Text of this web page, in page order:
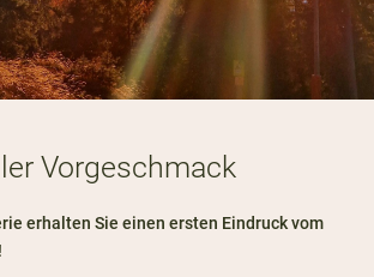
Vorgeschmack
erhalten Sie einen ersten Eindruck vom